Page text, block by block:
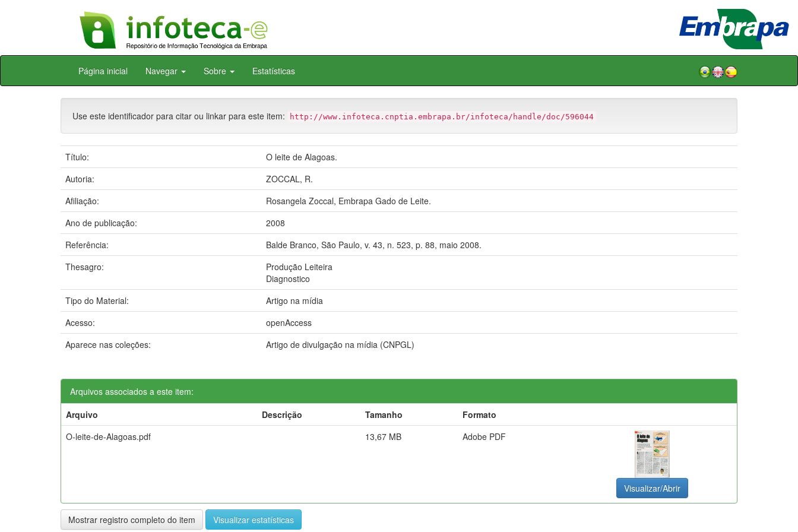
Skip
Página inicial Navegar Sobre Estatísticas
Use este identificador para citar ou linkar para este item: http://www.infoteca.cnptia.embrapa.br/infoteca/handle/doc/596044
Título:
O leite de Alagoas.
Autoria:
ZOCCAL, R.
Afiliação:
Rosangela Zoccal, Embrapa Gado de Leite.
Ano de publicação:
2008
Referência:
Balde Branco, São Paulo, v. 43, n. 523, p. 88, maio 2008.
Thesagro:
Produção Leiteira
Diagnostico
Tipo do Material:
Artigo na mídia
Acesso:
openAccess
Aparece nas coleções:
Artigo de divulgação na mídia (CNPGL)
Arquivos associados a este item:
Arquivo
Descrição Tamanho
Formato
O-leite-de-Alagoas.pdf
13,67 MB Adobe PDF
Visualizar/Abrir
Mostrar registro completo do item Visualizar estatísticas